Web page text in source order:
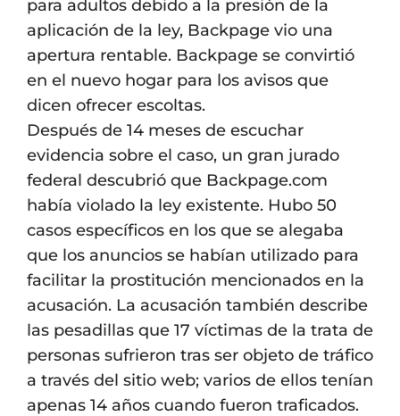
para adultos debido a la presión de la
aplicación de la ley, Backpage vio una
apertura rentable. Backpage se convirtió
en el nuevo hogar para los avisos que
dicen ofrecer escoltas.
Después de 14 meses de escuchar
evidencia sobre el caso, un gran jurado
federal descubrió que Backpage.com
había violado la ley existente. Hubo 50
casos específicos en los que se alegaba
que los anuncios se habían utilizado para
facilitar la prostitución mencionados en la
acusación. La acusación también describe
las pesadillas que 17 víctimas de la trata de
personas sufrieron tras ser objeto de tráfico
a través del sitio web; varios de ellos tenían
apenas 14 años cuando fueron traficados.